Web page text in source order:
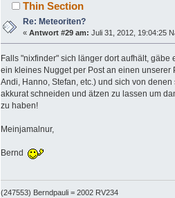
Thin Section
Re: Meteoriten?
«Antwort #29 am: Juli 31, 2012, 19:04:25
Falls "nixfinder" sich länger dort aufhält, gäbe
ein kleines Nugget per Post an einen unserer
Andi, Hanno, Stefan, etc.) und sich von
akkurat schneiden und ätzen zu lassen um
zu haben!
Meinjamalnur,
Bernd
(247553) Berndpauli = 2002 RV234